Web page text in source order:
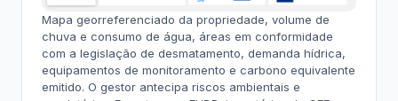
Mapa georreferenciado da propriedade, volume de
chuva e consumo de água, áreas em conformidade
com a legislação de desmatamento, demanda hídrica,
equipamentos de monitoramento e carbono equivalente
emitido. O gestor antecipa riscos ambientais e